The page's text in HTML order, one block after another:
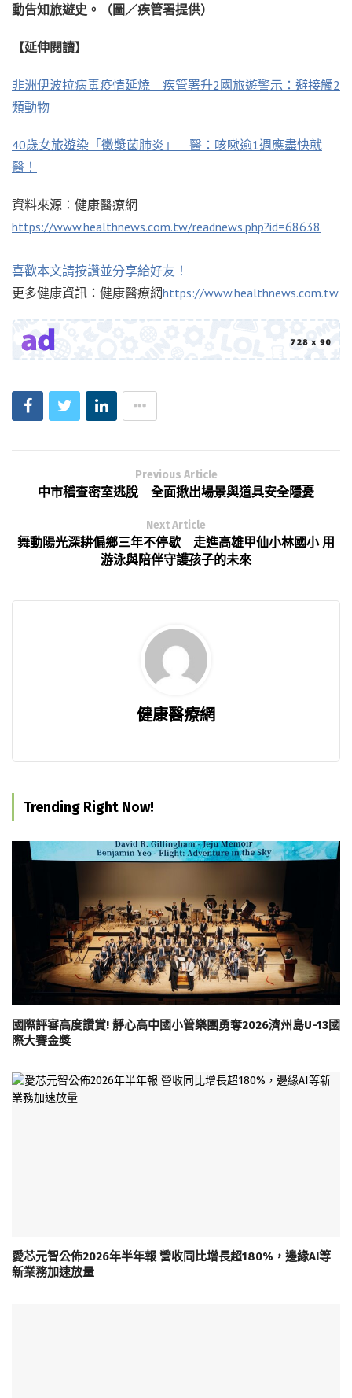
動告知旅遊史。（圖／疾管署提供）
【延伸閱讀】
非洲伊波拉病毒疫情延燒 疾管署升2國旅遊警示：避接觸2
類動物
40歲女旅遊染「黴漿菌肺炎」 醫：咳嗽逾1週應盡快就
醫！
資料來源：健康醫療網
https://www.healthnews.com.tw/readnews.php?id=68638
喜歡本文請按讚並分享給好友！
更多健康資訊：健康醫療網https://www.healthnews.com.tw
Previous Article
中市稽查密室逃脫 全面揪出場景與道具安全隱憂
Next Article
舞動陽光深耕偏鄉三年不停歇 走進高雄甲仙小林國小 用
游泳與陪伴守護孩子的未來
健康醫療網
Trending Right Now!
國際評審高度讚賞! 靜心高中國小管樂團勇奪2026濟州島U-13國
際大賽金獎
愛芯元智公佈2026年半年報 營收同比增長超180%，邊緣AI等
新業務加速放量